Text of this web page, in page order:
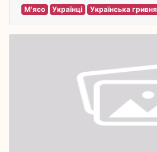
М'ясо Українці Українська гривня